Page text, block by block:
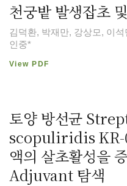
천궁밭 발생잡초
김덕환, 박재만, 강상모, 이
인중*
View PDF
토양 방선균
scopuliridis KR-
액의 살초활성을
Adjuvant 탐색